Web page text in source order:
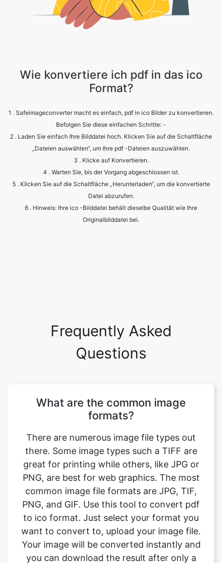
Wie konvertiere ich pdf in das ico
1 . Safeimageconverter macht es einfach, pdf in ico Bilder zu konvertieren.
Befolgen Sie diese einfachen Schritte: -
2 . Laden Sie einfach Ihre Bilddatei hoch. Klicken Sie auf die Schaltfläche
3 . Klicke auf Konvertieren.
4 . Warten Sie, bis der Vorgang abgeschlossen ist.
5 . Klicken Sie auf die Schaltfläche „Herunterladen“, um die konvertierte
Datei abzurufen.
6 . Hinweis: Ihre ico -Bilddatei behält dieselbe Qualität wie Ihre
Originalbilddatei bei.
What are the common image
there. Some image types such a TIFF are
great for printing while others, like JPG or
PNG, are best for web graphics. The most
common image file formats are JPG, TIF,
PNG, and GIF. Use this tool to convert pdf
to ico format. Just select your format you
want to convert to, upload your image file.
Your image will be converted instantly and
you can download the result after only a
couple of seconds.